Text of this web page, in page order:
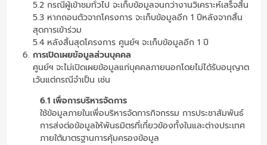
5.2 กรณีผู้เข้าชมทั่วไป จะเก็บข้อมูลจนกว่างานวิเคราะห์เสร็จสิ้น
5.3 หากถอนตัวจากโครงการ จะเก็บข้อมูลอีก 1 ปีหลังจากสิ้น
สุดการเข้าร่วม
5.4 หลังสิ้นสุดโครงการ ศูนย์ฯ จะเก็บข้อมูลอีก 1 ปี
การเปิดเผยข้อมูลส่วนบุคคล
ศูนย์ฯ จะไม่เปิดเผยข้อมูลแก่บุคคลภายนอกโดยไม่ได้รับอนุญาต
เว้นแต่กรณีจำเป็น เช่น
6.1 เพื่อการบริหารจัดการ
ใช้ข้อมูลภายในเพื่อบริหารจัดการกิจกรรม การประชาสัมพันธ์
การส่งต่อข้อมูลให้พันธมิตรที่เกี่ยวข้องทั้งในและต่างประเทศ
ภายใต้มาตรฐานการคุ้มครองข้อมูล